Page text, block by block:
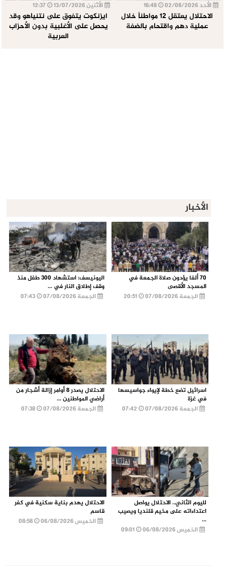
الأحد 02/08/2026
الاحتلال يعتقل 12 مواطناً خلال
عملية دهم واقتحام بالضفة
الأثنين 13/07/2026
ايزنكوت يتفوق على نتنياهو وقد
يحصل على الأغلبية بدون الأحزاب
العربية
الأخبار
70 ألفا يؤدون صلاة الجمعة في
المسجد الأقصى
الجمعة 07/08/2026
اليونيسف: استشهاد 300 طفل منذ
وقف إطلاق النار في ...
الجمعة 07/08/2026
07:43
اسرائيل تضع خطة لإيواء جواسيسها
في غزة
الجمعة 07/08/2026
الاحتلال يصدر 8 أوامر إزالة أشجار من
أراضي المواطنين ...
الجمعة 07/08/2026
07:38
لليوم الثاني.. الاحتلال يواصل
اعتداءاته على مخيم قلنديا ويصيب
...
الخميس 06/08/2026
الاحتلال يهدم بناية سكنية في كفر
قاسم
الخميس 06/08/2026
08:58